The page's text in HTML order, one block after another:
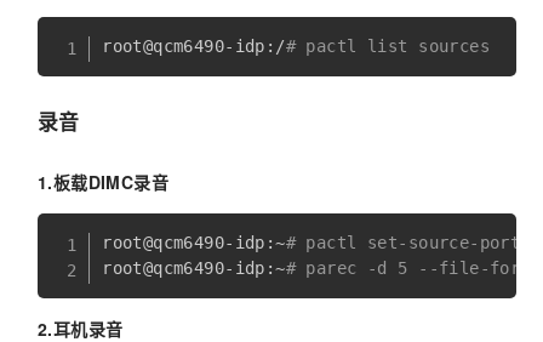
root@qcm6490-idp:/# pactl list sources
录音
1.板载DIMC录音
root@qcm6490-idp:~# pactl set-source-port 5
root@qcm6490-idp:~# parec -d 5 --file-
2.耳机录音